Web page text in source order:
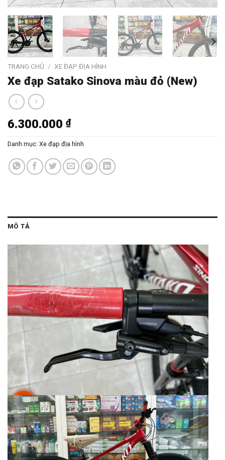
TRANG CHỦ / XE ĐẠP ĐỊA HÌNH
Xe đạp Satako Sinova màu đỏ (New)
6.300.000 ₫
Danh mục: Xe đạp địa hình
MÔ TẢ